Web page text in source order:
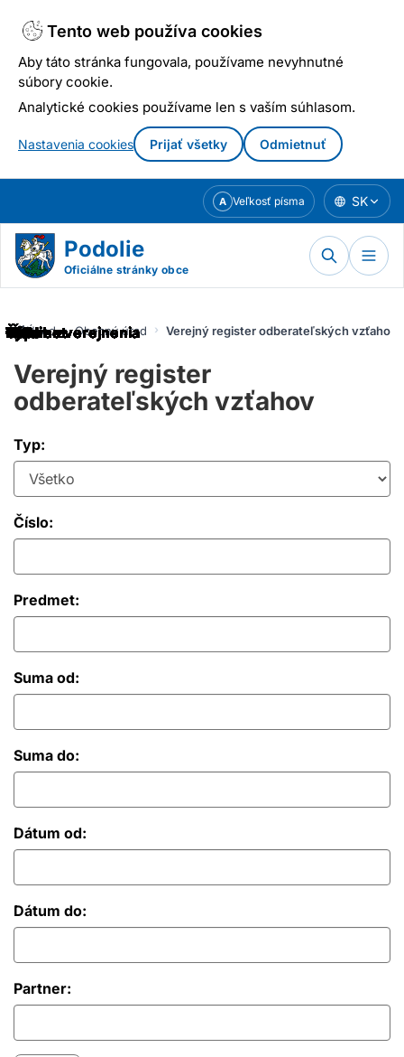
Tento web používa cookies
Aby táto stránka fungovala, používame nevyhnutné
súbory cookie.
Analytické cookies používame len s vaším súhlasom.
Nastavenia cookies Prijať všetky Odmietnuť
obsahu
A Veľkosť písma SK
Podolie
Oficiálne stránky obce
Úvod Obecný úrad Verejný register odberateľských vzťahov
Verejný register
odberateľských vzťahov
Typ:
Číslo:
Predmet:
Suma od:
Suma do:
Dátum od:
Dátum do:
Partner: